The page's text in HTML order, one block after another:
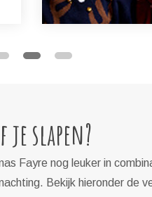
slapen?
Fayre nog leuker in
Bekijk hieronder de